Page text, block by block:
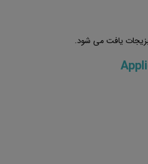
یافت می شود.